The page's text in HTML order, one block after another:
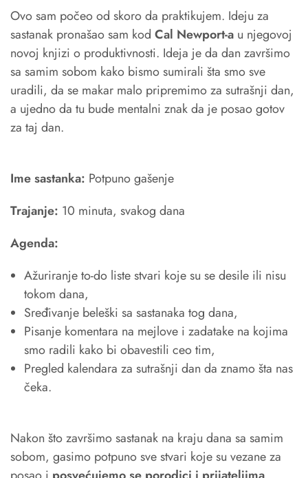
Ovo sam počeo od skoro da praktikujem. Ideju za
sastanak pronašao sam kod Cal Newport-a u njegovoj
novoj knjizi o produktivnosti. Ideja je da dan završimo
sa samim sobom kako bismo sumirali šta smo sve
uradili, da se makar malo pripremimo za sutrašnji dan,
a ujedno da tu bude mentalni znak da je posao gotov
za taj dan.
Ime sastanka: Potpuno gašenje
Trajanje: 10 minuta, svakog dana
Agenda:
Ažuriranje to-do liste stvari koje su se desile ili nisu
tokom dana,
Sređivanje beleški sa sastanaka tog dana,
Pisanje komentara na mejlove i zadatake na kojima
smo radili kako bi obavestili ceo tim,
Pregled kalendara za sutrašnji dan da znamo šta nas
čeka.
Nakon što završimo sastanak na kraju dana sa samim
sobom, gasimo potpuno sve stvari koje su vezane za